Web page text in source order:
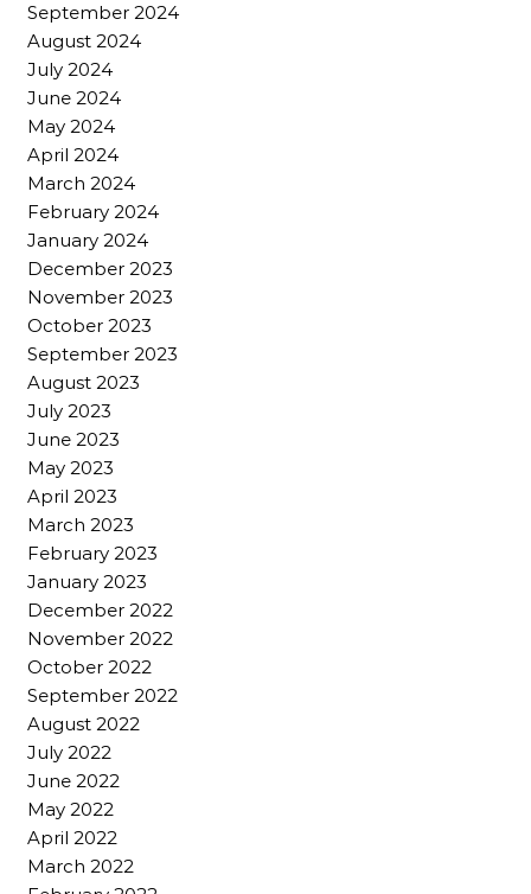
September 2024
August 2024
July 2024
June 2024
May 2024
April 2024
March 2024
February 2024
January 2024
December 2023
November 2023
October 2023
September 2023
August 2023
July 2023
June 2023
May 2023
April 2023
March 2023
February 2023
January 2023
December 2022
November 2022
October 2022
September 2022
August 2022
July 2022
June 2022
May 2022
April 2022
March 2022